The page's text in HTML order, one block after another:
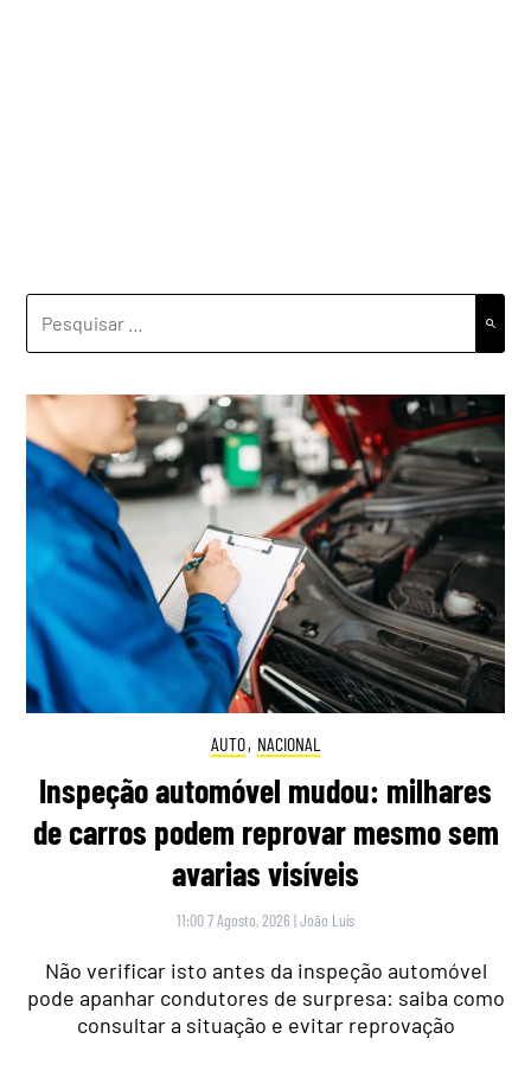
AUTO, NACIONAL
Inspeção automóvel mudou: milhares
de carros podem reprovar mesmo sem
avarias visíveis
11:00 7 Agosto, 2026 |João Luís
Não verificar isto antes da inspeção automóvel
pode apanhar condutores de surpresa: saiba como
consultar a situação e evitar reprovação